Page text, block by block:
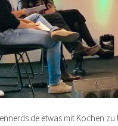
etwas mit Kochen